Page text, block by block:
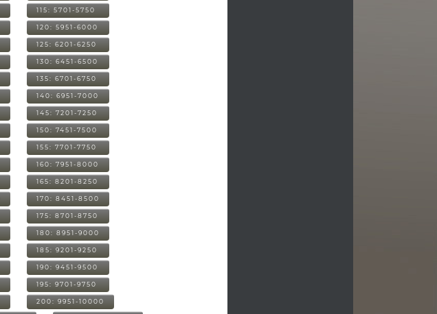
115: 5701-5750
120: 5951-6000
125: 6201-6250
130: 6451-6500
135: 6701-6750
140: 6951-7000
145: 7201-7250
150: 7451-7500
155: 7701-7750
160: 7951-8000
165: 8201-8250
170: 8451-8500
175: 8701-8750
180: 8951-9000
185: 9201-9250
190: 9451-9500
195: 9701-9750
200: 9951-10000